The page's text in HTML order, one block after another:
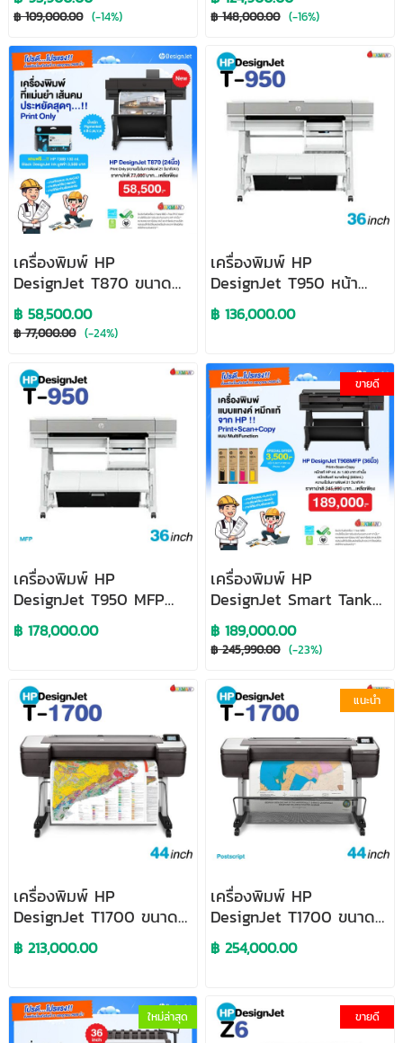
ปริ้นเตอร์ Large Format
Printer
฿ 109,000.00 (-14%)
ก์ชั่นปริ้นเตอร์ Large
Format Printer
฿ 148,000.00 (-16%)
เครื่องพิมพ์ HP
DesignJet T870 ขนาด
24 นิ้ว
฿ 58,500.00
฿ 77,000.00 (-24%)
เครื่องพิมพ์ HP
DesignJet T950 หน้า
กว้าง 36 นิ้ว Large
Format Printer
฿ 136,000.00
เครื่องพิมพ์ HP
DesignJet T950 MFP
หน้ากว้าง 36 นิ้ว มัลติฟัง
ก์ชั่นปริ้นเตอร์ Large
฿ 178,000.00
ขายดี
เครื่องพิมพ์ HP
DesignJet Smart Tank
T908 MFP หน้ากว้าง 36
นิ้ว Multifunction
Printer
฿ 189,000.00
฿ 245,990.00 (-23%)
เครื่องพิมพ์ HP
DesignJet T1700 ขนาด
44 นิ้ว
฿ 213,000.00
แนะนำ
เครื่องพิมพ์ HP
DesignJet T1700 ขนาด
44 นิ้ว Postscript
Printer
฿ 254,000.00
ใหม่ล่าสุด ขายดี